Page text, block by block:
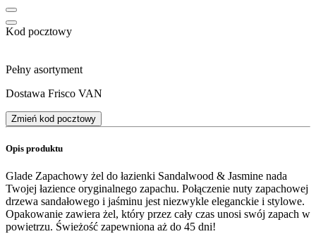
Kod pocztowy
Pełny asortyment
Dostawa Frisco VAN
Zmień kod pocztowy
Opis produktu
Glade Zapachowy żel do łazienki Sandalwood & Jasmine nada
Twojej łazience oryginalnego zapachu. Połączenie nuty zapachowej
drzewa sandałowego i jaśminu jest niezwykle eleganckie i stylowe.
Opakowanie zawiera żel, który przez cały czas unosi swój zapach w
powietrzu. Świeżość zapewniona aż do 45 dni!